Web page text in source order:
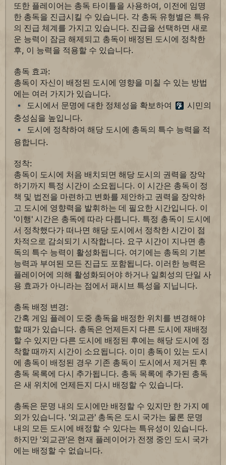
또한 플레이어는 총독 타이틀을 사용하여, 이전에 임명
한 총독을 진급시킬 수 있습니다. 각 총독 유형별은 특유
의 진급 체계를 가지고 있습니다. 진급을 선택하면 새로
운 능력이 잠금 해제되고 총독이 배정된 도시에 정착한
후, 이 능력을 적용할 수 있습니다.
총독 효과:
총독이 자신이 배정된 도시에 영향을 미칠 수 있는 방법
에는 여러 가지가 있습니다.
도시에서 문명에 대한 정체성을 확보하여
시민의
충성심을 높입니다.
도시에 정착하여 해당 도시에 총독의 특수 능력을 적
용합니다.
정착:
총독이 도시에 처음 배치되면 해당 도시의 권력을 장악
하기까지 특정 시간이 소요됩니다. 이 시간은 총독이 정
책 및 법전을 마련하고 변화를 제안하고 권력을 장악하
고 도시에 영향력을 발휘하는 데 필요한 시간입니다. 이
'이행' 시간은 총독에 따라 다릅니다. 특정 총독이 도시에
서 정착했다가 떠나면 해당 도시에서 정착한 시간이 점
차적으로 감쇠되기 시작합니다. 요구 시간이 지나면 총
독의 특수 능력이 활성화됩니다. 여기에는 총독의 기본
능력과 부여된 모든 진급도 포함됩니다. 이러한 능력은
플레이어에 의해 활성화되어야 하거나 일회성의 단일 사
용 효과가 아니라는 점에서 패시브 특성을 지닙니다.
총독 배정 변경:
간혹 게임 플레이 도중 총독을 배정한 위치를 변경해야
할 때가 있습니다. 총독은 언제든지 다른 도시에 재배정
할 수 있지만 다른 도시에 배정된 후에는 해당 도시에 정
착할 때까지 시간이 소요됩니다. 이미 총독이 있는 도시
에 총독이 배정된 경우 기존 총독이 도시에서 제거된 후
총독 목록에 다시 추가됩니다. 총독 목록에 추가된 총독
은 새 위치에 언제든지 다시 배정할 수 있습니다.
총독은 문명 내의 도시에만 배정할 수 있지만 한 가지 예
외가 있습니다. '외교관' 총독은 도시 국가는 물론 문명
내의 모든 도시에 배정할 수 있다는 특유성이 있습니다.
하지만 '외교관'은 현재 플레이어가 전쟁 중인 도시 국가
에는 배정할 수 없습니다.